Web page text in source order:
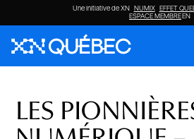
Une initiative de XN NUMIX EFFET
ESPACE MEMBREEN
LES